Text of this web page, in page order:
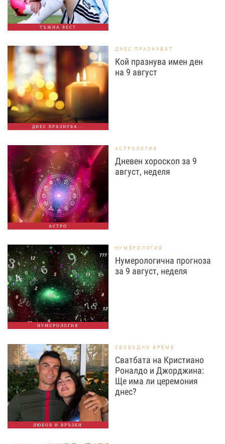
ТЪЖНА ВЕСТ
ДНЕС ПРАЗНУВА...
ДНЕС ПРАЗНУВАТ
Кой празнува имен ден
на 9 август
АСТРО
АСТРОЛОГИЯ
Дневен хороскоп за 9
август, неделя
НУМЕРОЛОГИЯ
НУМЕРОЛОГИЯ
Нумерологична прогноза
за 9 август, неделя
ЛЮБОВ И ВРЪЗКИ
СВОБОДНО ВРЕМЕ
Сватбата на Кристиано
Роналдо и Джорджина:
Ще има ли церемония
днес?